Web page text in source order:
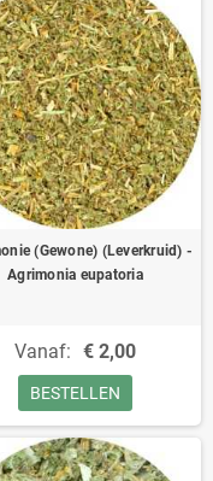
(Gewone) (Leverkruid) -
Agrimonia eupatoria
Vanaf: € 2,00
BESTELLEN